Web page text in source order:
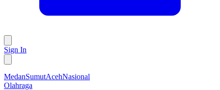
Sign In
MedanSumutAcehNasional
Olahraga